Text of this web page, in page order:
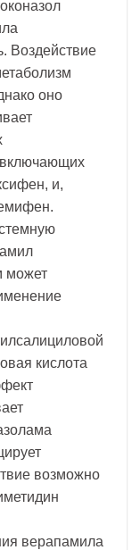
Воздействие
оно
включающих
и,
может
кислота
возможно
верапамила